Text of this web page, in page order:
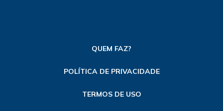
QUEM FAZ?
POLÍTICA DE PRIVACIDADE
TERMOS DE USO